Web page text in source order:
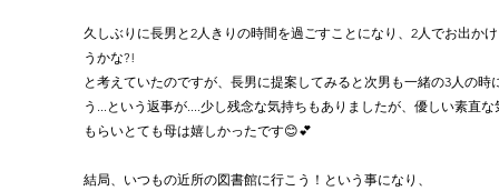
久しぶりに長男と2人きりの時間を過ごすことになり、2人でお出か
うかな?!
と考えていたのですが、長男に提案してみると次男も一緒の3人の時
う...という返事が....少し残念な気持ちもありましたが、優しい素直な
もらいとても母は嬉しかったです😊💕
結局、いつもの近所の図書館に行こう！という事になり、